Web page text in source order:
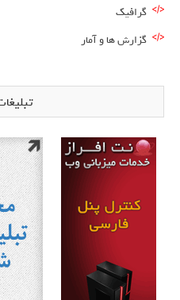
گرافیک
گزارش ها و آمار